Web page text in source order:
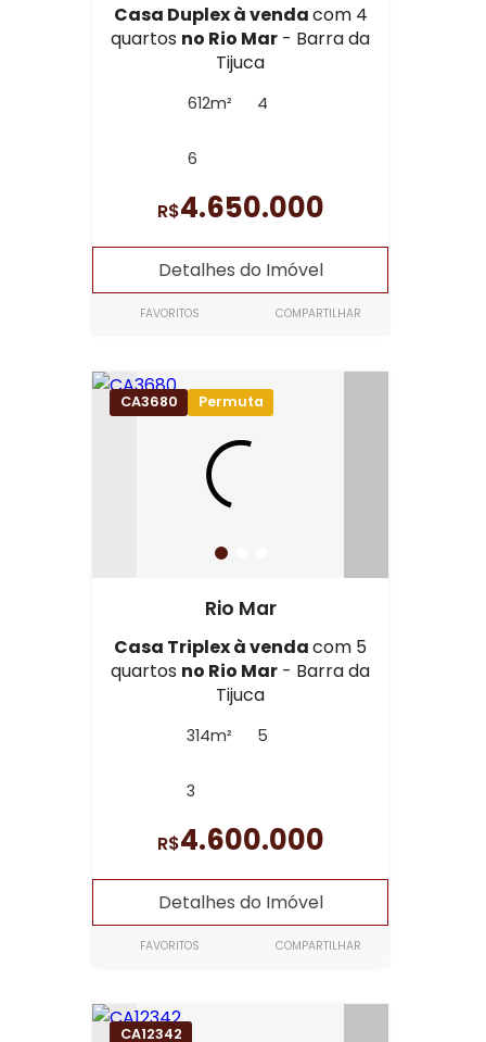
Casa Duplex à vendacom 4
quartos no Rio Mar - Barra da
Tijuca
612m² 4
6
R$4.650.000
Detalhes do Imóvel
FAVORITOS COMPARTILHAR
CA3680 Permuta
Rio Mar
Casa Triplex à vendacom 5
quartos no Rio Mar - Barra da
Tijuca
314m² 5
3
R$4.600.000
Detalhes do Imóvel
FAVORITOS COMPARTILHAR
CA12342